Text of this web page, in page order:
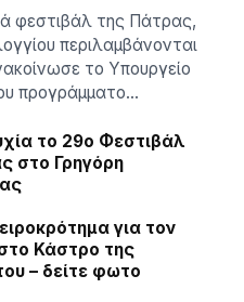
φεστιβάλ της Πάτρας,
περιλαμβάνονται
το Υπουργείο
προγράμματο…
το 29ο Φεστιβάλ
στο Γρηγόρη
για τον
Κάστρο της
– δείτε φωτο